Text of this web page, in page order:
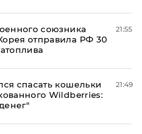
союзника
отправила РФ 30
21:55
спасать кошельки
Wildberries:
21:49